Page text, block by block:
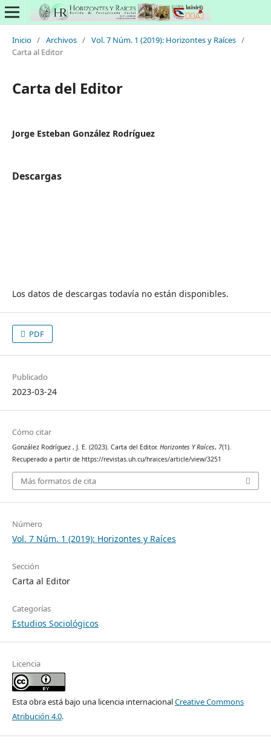
Inicio / Archivos / Vol. 7 Núm. 1 (2019): Horizontes y Raíces /
Carta al Editor
Carta del Editor
Jorge Esteban González Rodríguez
Descargas
Los datos de descargas todavía no están disponibles.
PDF
Publicado
2023-03-24
Cómo citar
González Rodríguez , J. E. (2023). Carta del Editor. Horizontes Y Raíces, 7(1).
Recuperado a partir de https://revistas.uh.cu/hraices/article/view/3251
Más formatos de cita
Número
Vol. 7 Núm. 1 (2019): Horizontes y Raíces
Sección
Carta al Editor
Categorías
Estudios Sociológicos
Licencia
Esta obra está bajo una licencia internacionalCreative Commons
Atribución 4.0.